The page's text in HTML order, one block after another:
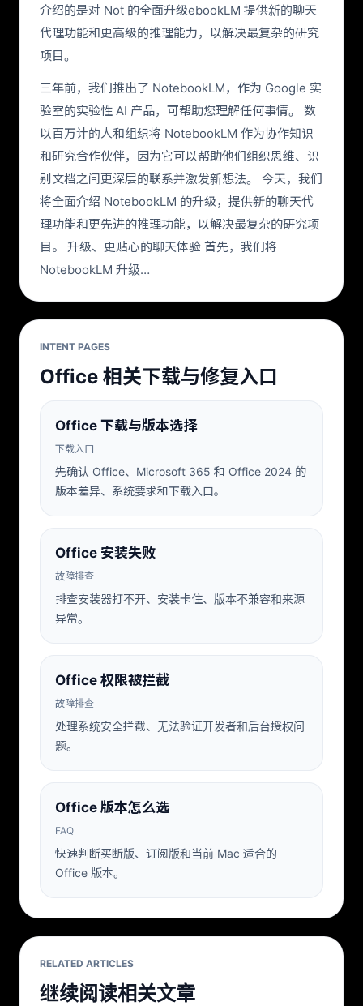
介绍的是对 Not 的全面升级ebookLM 提供新的聊天
代理功能和更高级的推理能力，以解决最复杂的研究
项目。
三年前，我们推出了 NotebookLM，作为 Google 实
验室的实验性 AI 产品，可帮助您理解任何事情。 数
以百万计的人和组织将 NotebookLM 作为协作知识
和研究合作伙伴，因为它可以帮助他们组织思维、识
别文档之间更深层的联系并激发新想法。 今天，我们
将全面介绍 NotebookLM 的升级，提供新的聊天代
理功能和更先进的推理功能，以解决最复杂的研究项
目。 升级、更贴心的聊天体验 首先，我们将
NotebookLM 升级…
INTENT PAGES
Office 相关下载与修复入口
Office 下载与版本选择
下载入口
先确认 Office、Microsoft 365 和 Office 2024 的
版本差异、系统要求和下载入口。
Office 安装失败
故障排查
排查安装器打不开、安装卡住、版本不兼容和来源
异常。
Office 权限被拦截
故障排查
处理系统安全拦截、无法验证开发者和后台授权问
题。
Office 版本怎么选
FAQ
快速判断买断版、订阅版和当前 Mac 适合的
Office 版本。
RELATED ARTICLES
继续阅读相关文章